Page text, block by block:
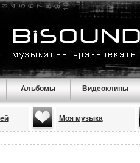
Альбомы Видеоклипы
Моя музыка